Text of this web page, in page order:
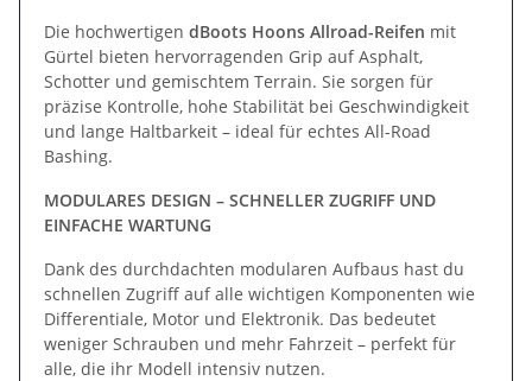
Die hochwertigen dBoots Hoons Allroad-Reifen mit
Gürtel bieten hervorragenden Grip auf Asphalt,
Schotter und gemischtem Terrain. Sie sorgen für
präzise Kontrolle, hohe Stabilität bei Geschwindigkeit
und lange Haltbarkeit – ideal für echtes All-Road
Bashing.
MODULARES DESIGN – SCHNELLER ZUGRIFF UND
EINFACHE WARTUNG
Dank des durchdachten modularen Aufbaus hast du
schnellen Zugriff auf alle wichtigen Komponenten wie
Differentiale, Motor und Elektronik. Das bedeutet
weniger Schrauben und mehr Fahrzeit – perfekt für
alle, die ihr Modell intensiv nutzen.